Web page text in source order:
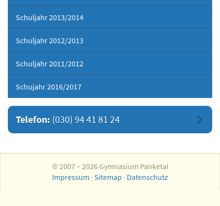
Schuljahr 2013/2014
Schuljahr 2012/2013
Schuljahr 2011/2012
Schujahr 2016/2017
Telefon: (030) 94 41 81 24
© 2007 – 2026 Gymnasium Panketal
Impressum · Sitemap · Datenschutz